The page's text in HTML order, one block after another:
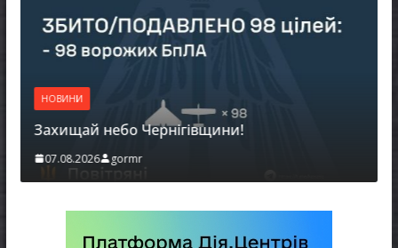
НОВИНИ
Захищай небо Чернігівщини!
07.08.2026 gormr